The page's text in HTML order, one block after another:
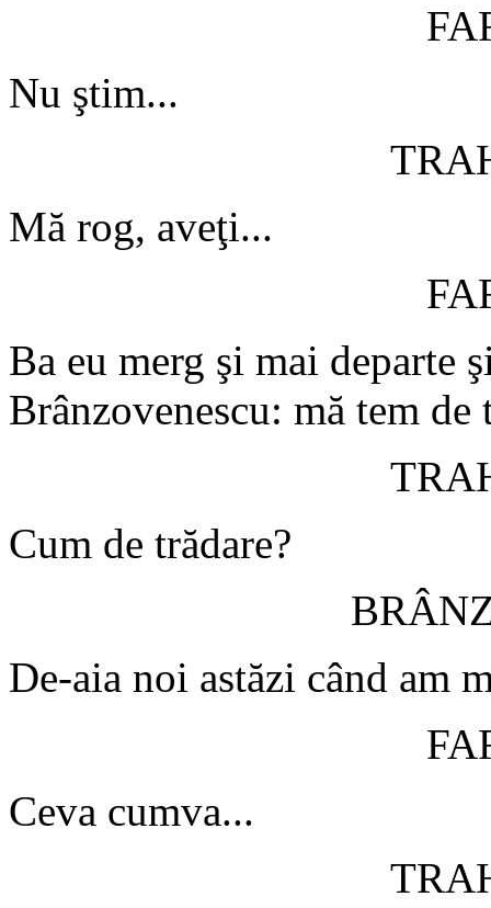
Nu ştim...
Mă rog, aveţi...
Ba eu merg şi mai departe
Brânzovenescu: mă tem de
Cum de trădare?
De-aia noi astăzi când am
Ceva cumva...